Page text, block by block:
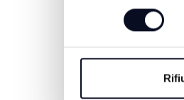
IPPICA:
il Calzolari
record della
Il sabato del Gran